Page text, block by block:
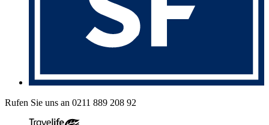
Rufen Sie uns an 0211 889 208 92